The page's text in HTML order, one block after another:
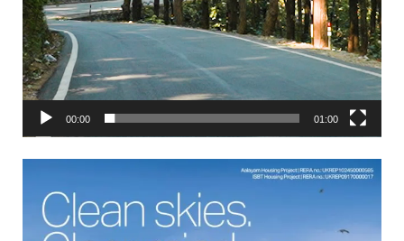
00:00 01:00